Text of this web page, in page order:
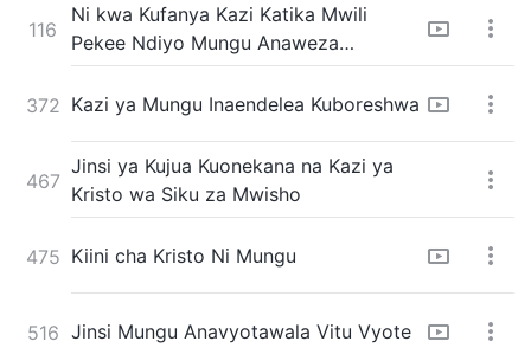
116
Ni kwa Kufanya Kazi Katika Mwili
Pekee Ndiyo Mungu Anaweza
Kumpata Binadamu
372 Kazi ya Mungu Inaendelea Kuboreshwa
467
Jinsi ya Kujua Kuonekana na Kazi ya
Kristo wa Siku za Mwisho
475 Kiini cha Kristo Ni Mungu
516 Jinsi Mungu Anavyotawala Vitu Vyote